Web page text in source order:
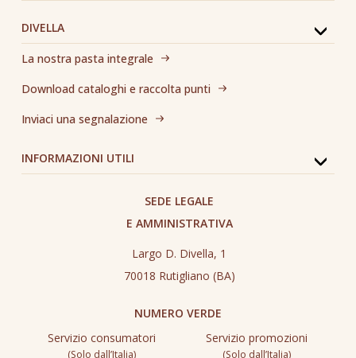
DIVELLA
La nostra pasta integrale
Download cataloghi e raccolta punti
Inviaci una segnalazione
INFORMAZIONI UTILI
SEDE LEGALE
E AMMINISTRATIVA
Largo D. Divella, 1
70018 Rutigliano (BA)
NUMERO VERDE
Servizio consumatori
(Solo dall’Italia)
Servizio promozioni
(Solo dall’Italia)